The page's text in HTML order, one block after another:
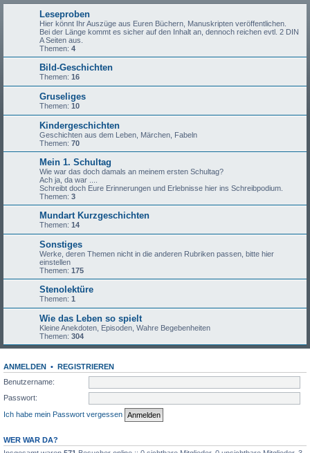
Leseproben
Hier könnt Ihr Auszüge aus Euren Büchern, Manuskripten veröffentlichen.
Bei der Länge kommt es sicher auf den Inhalt an, dennoch reichen evtl. 2 DIN
A Seiten aus.
Themen: 4
Bild-Geschichten
Themen: 16
Gruseliges
Themen: 10
Kindergeschichten
Geschichten aus dem Leben, Märchen, Fabeln
Themen: 70
Mein 1. Schultag
Wie war das doch damals an meinem ersten Schultag?
Ach ja, da war ....
Schreibt doch Eure Erinnerungen und Erlebnisse hier ins Schreibpodium.
Themen: 3
Mundart Kurzgeschichten
Themen: 14
Sonstiges
Werke, deren Themen nicht in die anderen Rubriken passen, bitte hier
einstellen
Themen: 175
Stenolektüre
Themen: 1
Wie das Leben so spielt
Kleine Anekdoten, Episoden, Wahre Begebenheiten
Themen: 304
ANMELDEN • REGISTRIEREN
Benutzername:
Passwort:
Ich habe mein Passwort vergessen
WER WAR DA?